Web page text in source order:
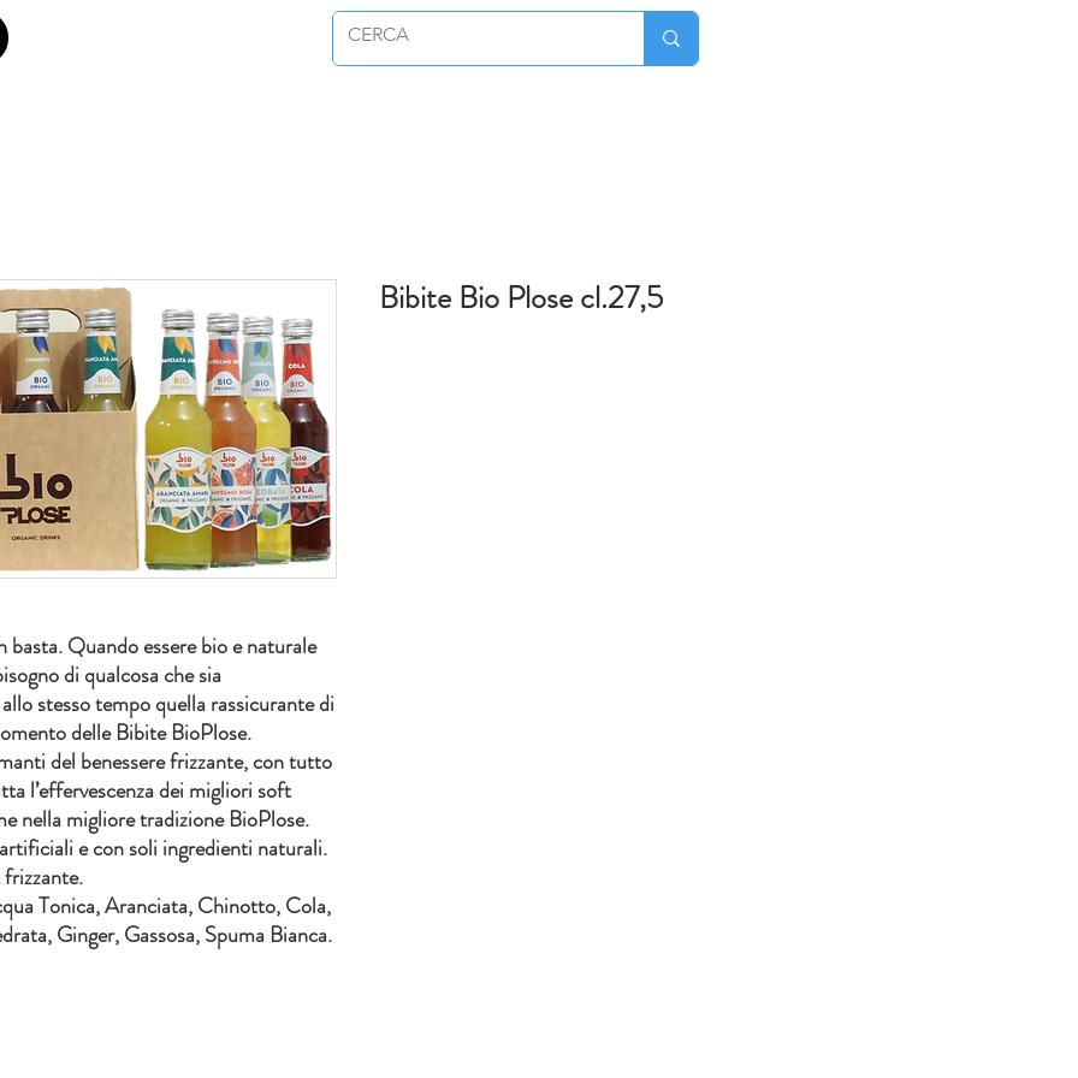
Quando essere bio e naturale
di qualcosa che sia
stesso tempo quella rassicurante di
delle Bibite BioPlose.
del benessere frizzante, con tutto
l’effervescenza dei migliori soft
nella migliore tradizione BioPlose.
e con soli ingredienti naturali.
Tonica, Aranciata, Chinotto, Cola,
Ginger, Gassosa, Spuma Bianca.
Bibite Bio Plose cl.27,5